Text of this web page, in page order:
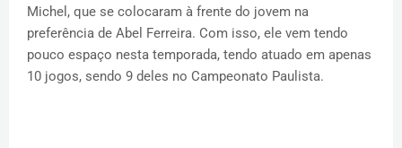
Michel, que se colocaram à frente do jovem na
preferência de Abel Ferreira. Com isso, ele vem tendo
pouco espaço nesta temporada, tendo atuado em apenas
10 jogos, sendo 9 deles no Campeonato Paulista.